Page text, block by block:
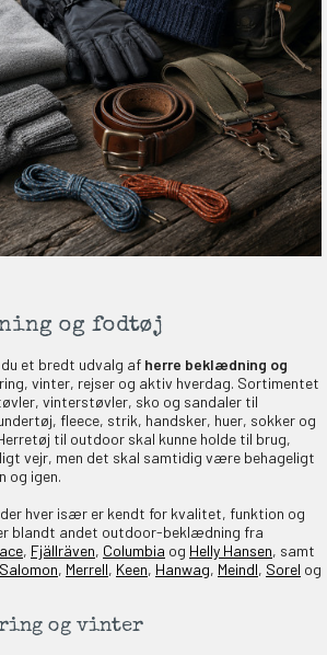
og fodtøj
et bredt udvalg af herre beklædning og
vinter, rejser og aktiv hverdag. Sortimentet
vinterstøvler, sko og sandaler til
fleece, strik, handsker, huer, sokker og
til outdoor skal kunne holde til brug,
vejr, men det skal samtidig være behageligt
og igen.
hver især er kendt for kvalitet, funktion og
blandt andet outdoor-beklædning fra
, Fjällräven, Columbia og Helly Hansen, samt
Salomon, Merrell, Keen, Hanwag, Meindl, Sorel og
og vinter